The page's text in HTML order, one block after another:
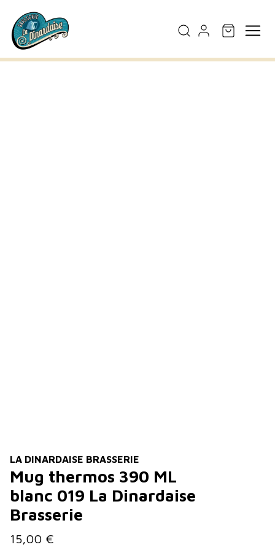
LA DINARDAISE BRASSERIE
Mug thermos 390 ML
blanc 019 La Dinardaise
Brasserie
15,00 €